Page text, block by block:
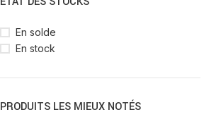
En solde
En stock
PRODUITS LES MIEUX NOTÉS